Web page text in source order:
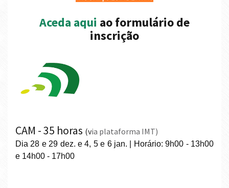
Aceda aqui ao formulário de
inscrição
CAM - 35 horas (via plataforma IMT)
Dia 28 e 29 dez. e 4, 5 e 6 jan. | Horário: 9h00 - 13h00
e 14h00 - 17h00